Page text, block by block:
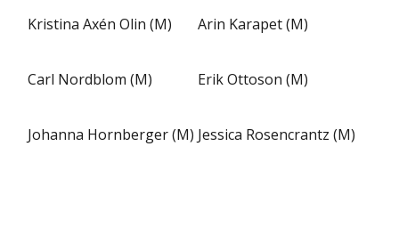
Kristina Axén Olin (M) Arin Karapet (M)
Carl Nordblom (M) Erik Ottoson (M)
Johanna Hornberger (M) Jessica Rosencrantz (M)